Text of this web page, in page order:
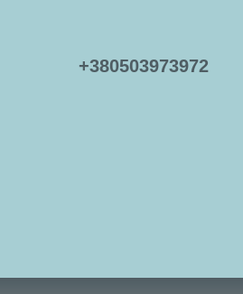
+380503973972